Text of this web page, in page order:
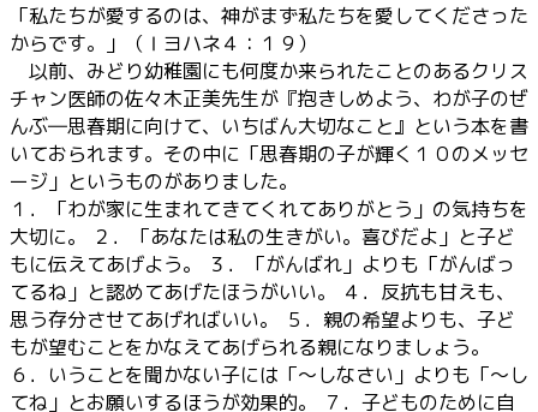
「私たちが愛するのは、神がまず私たちを愛してくださった
からです。」（Ⅰヨハネ４：１９）
以前、みどり幼稚園にも何度か来られたことのあるクリス
チャン医師の佐々木正美先生が『抱きしめよう、わが子のぜ
んぶ―思春期に向けて、いちばん大切なこと』という本を書
いておられます。その中に「思春期の子が輝く１０のメッセ
ージ」というものがありました。
１．「わが家に生まれてきてくれてありがとう」の気持ちを
大切に。 ２．「あなたは私の生きがい。喜びだよ」と子ど
もに伝えてあげよう。 ３．「がんばれ」よりも「がんばっ
てるね」と認めてあげたほうがいい。 ４．反抗も甘えも、
思う存分させてあげればいい。 ５．親の希望よりも、子ど
もが望むことをかなえてあげられる親になりましょう。
６．いうことを聞かない子には「～しなさい」よりも「～し
てね」とお願いするほうが効果的。 ７．子どものために自